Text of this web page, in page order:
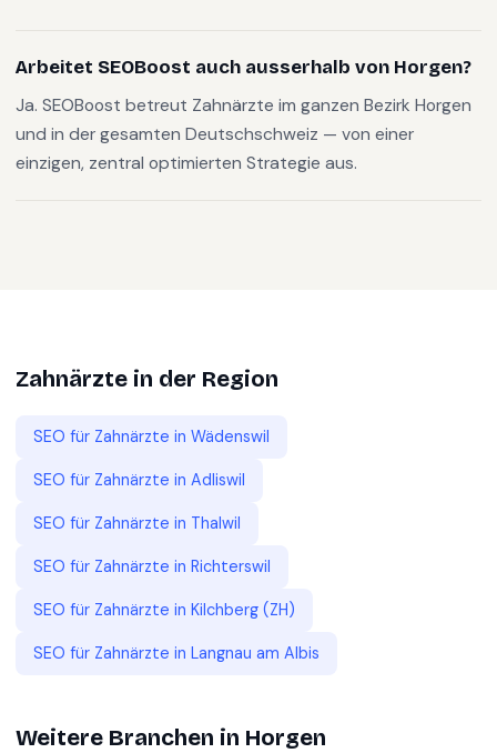
Arbeitet SEOBoost auch ausserhalb von Horgen?
Ja. SEOBoost betreut Zahnärzte im ganzen Bezirk Horgen
und in der gesamten Deutschschweiz — von einer
einzigen, zentral optimierten Strategie aus.
Zahnärzte in der Region
SEO für Zahnärzte in Wädenswil
SEO für Zahnärzte in Adliswil
SEO für Zahnärzte in Thalwil
SEO für Zahnärzte in Richterswil
SEO für Zahnärzte in Kilchberg (ZH)
SEO für Zahnärzte in Langnau am Albis
Weitere Branchen in Horgen